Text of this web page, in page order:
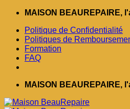
Passer
contenu
MAISON BEAUREPAIRE,
Politique de Confidentialité
Politiques de
Formation
FAQ
MAISON BEAUREPAIRE,